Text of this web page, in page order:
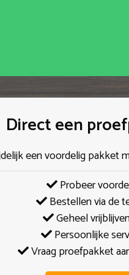
Direct een
een voordelig pakket
Probeer
Bestellen via de
Geheel
Persoonlijke
Vraag proefpakket